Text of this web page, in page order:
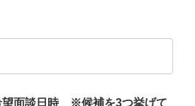
望面談日時 ※候補を3つ挙げて